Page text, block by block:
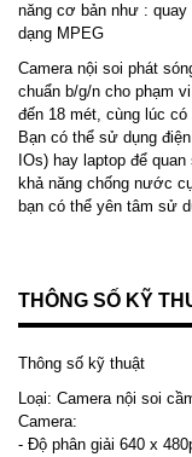
năng cơ bản như :
dạng MPEG
Camera nội soi phát
chuẩn b/g/n cho phạm
đến 18 mét, cùng lúc
Bạn có thể sử dụng
IOs) hay laptop để
khả năng chống nước
bạn có thể yên tâm sử
THÔNG SỐ KỸ
Thông số kỹ thuật
Loại: Camera nội soi
Camera:
- Độ phân giải 640 x